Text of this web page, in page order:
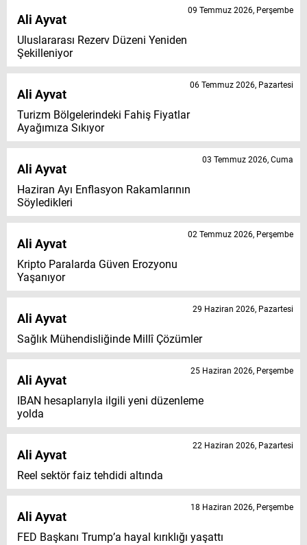
Ali Ayvat
Uluslararası Rezerv Düzeni Yeniden
Şekilleniyor
09 Temmuz 2026, Perşembe
Ali Ayvat
Turizm Bölgelerindeki Fahiş Fiyatlar
Ayağımıza Sıkıyor
06 Temmuz 2026, Pazartesi
Ali Ayvat
Haziran Ayı Enflasyon Rakamlarının
Söyledikleri
03 Temmuz 2026, Cuma
Ali Ayvat
Kripto Paralarda Güven Erozyonu
Yaşanıyor
02 Temmuz 2026, Perşembe
Ali Ayvat
Sağlık Mühendisliğinde Millî Çözümler
29 Haziran 2026, Pazartesi
Ali Ayvat
IBAN hesaplarıyla ilgili yeni düzenleme
yolda
25 Haziran 2026, Perşembe
Ali Ayvat
Reel sektör faiz tehdidi altında
22 Haziran 2026, Pazartesi
Ali Ayvat
FED Başkanı Trump’a hayal kırıklığı yaşattı
18 Haziran 2026, Perşembe